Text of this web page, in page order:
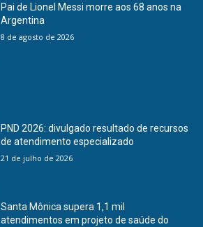
Pai de Lionel Messi morre aos 68 anos na
Argentina
8 de agosto de 2026
PND 2026: divulgado resultado de recursos
de atendimento especializado
21 de julho de 2026
Santa Mônica supera 1,1 mil
atendimentos em projeto de saúde do